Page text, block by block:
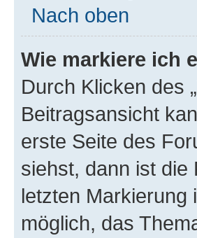
Nach oben
Wie markiere ich
Durch Klicken des
Beitragsansicht
erste Seite des
siehst, dann ist die
letzten Markierung
möglich, das